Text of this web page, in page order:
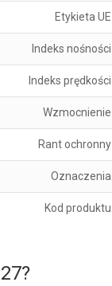
Etykieta UE
Indeks nośności
Indeks prędkości
Wzmocnienie
Rant ochronny
Oznaczenia
Kod produktu